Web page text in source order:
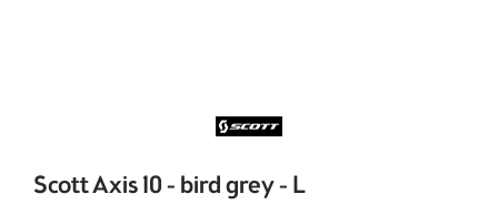
Scott Axis 10 - bird grey - L